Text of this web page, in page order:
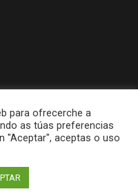
para ofrecerche a
as túas preferencias
"Aceptar", aceptas o uso